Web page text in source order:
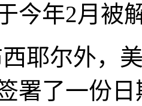
今年2月被
西耶尔外，
署了一份